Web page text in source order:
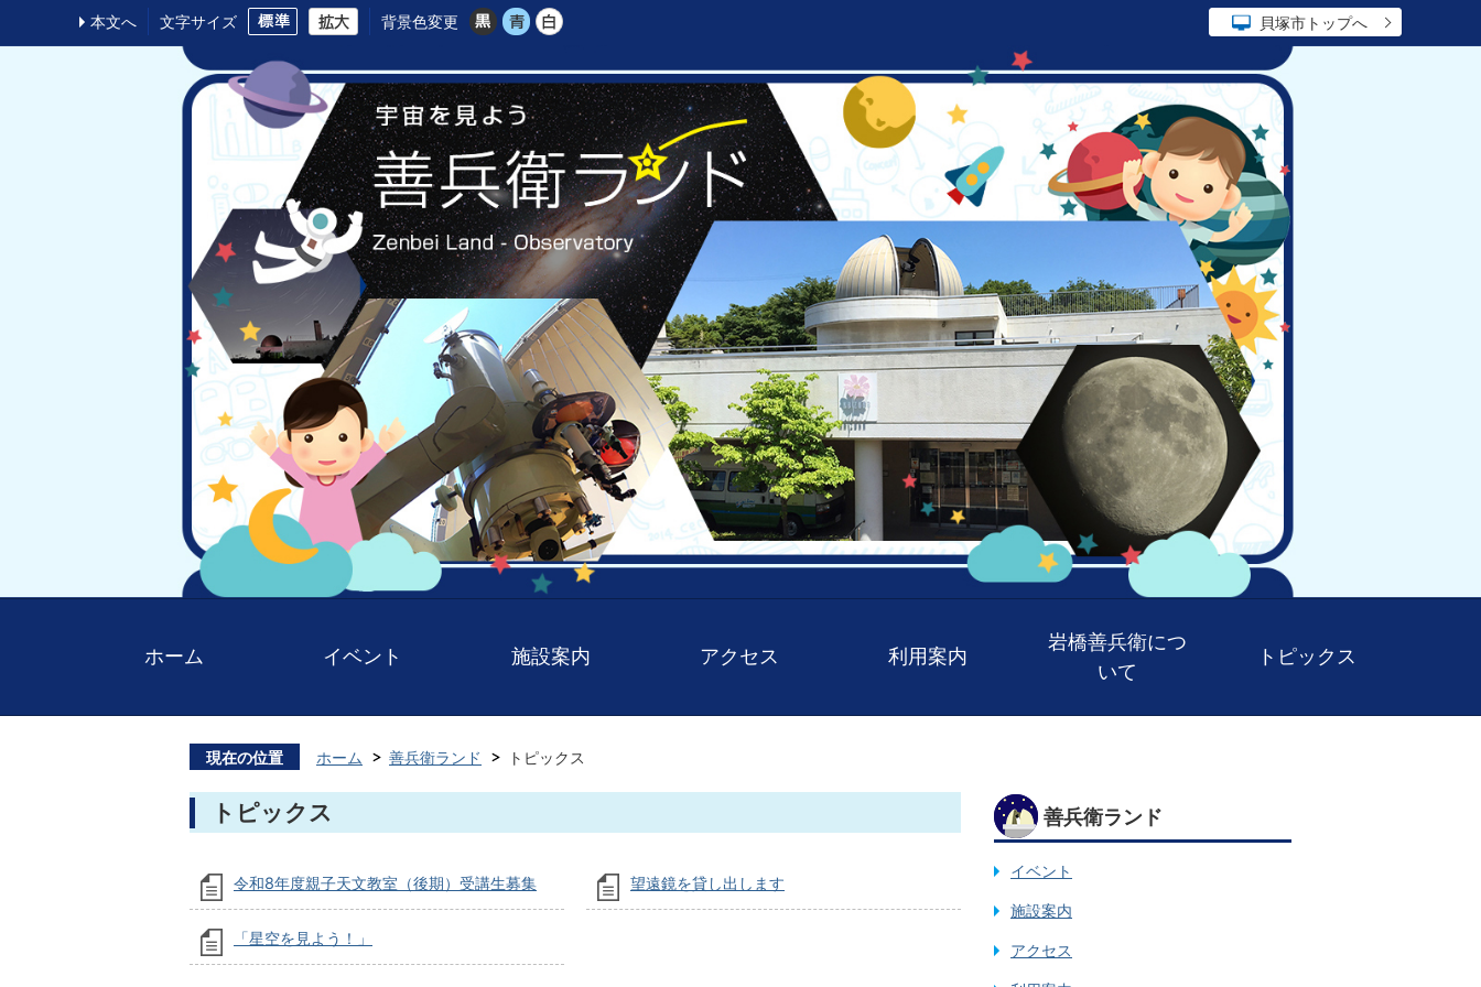
本文へ 文字サイズ 背景色変更 貝塚市トップへ
ホーム イベント 施設案内 アクセス 利用案内
岩橋善兵衛につ
いて
トピックス
現在の位置 ホーム 善兵衛ランド トピックス
トピックス
令和8年度親子天文教室（後期）受講生募集 望遠鏡を貸し出します
「星空を見よう！」
善兵衛ランド
イベント
施設案内
アクセス